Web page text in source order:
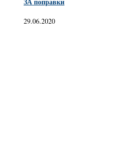
29.06.2020